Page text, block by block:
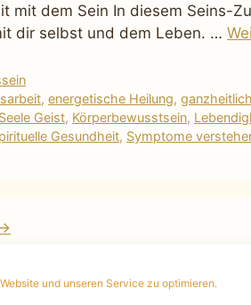
und unseren Service zu optimieren.
mit dem Sein In diesem Seins-
dir selbst und dem Leben. …
,energetische Heilung,
Geist, Körperbewusstsein,
Gesundheit, Symptome